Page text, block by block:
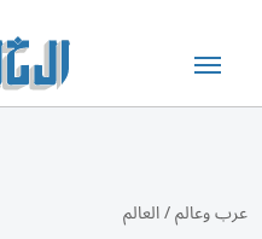
عرب وعالم/العالم